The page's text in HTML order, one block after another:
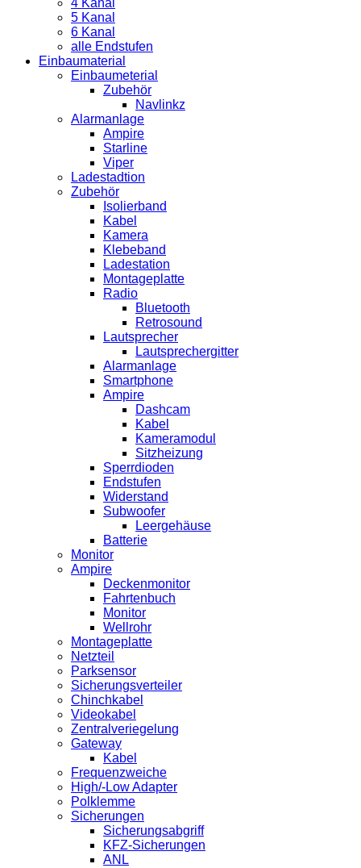
4 Kanal
5 Kanal
6 Kanal
alle Endstufen
Einbaumaterial
Einbaumeterial
Zubehör
Navlinkz
Alarmanlage
Ampire
Starline
Viper
Ladestadtion
Zubehör
Isolierband
Kabel
Kamera
Klebeband
Ladestation
Montageplatte
Radio
Bluetooth
Retrosound
Lautsprecher
Lautsprechergitter
Alarmanlage
Smartphone
Ampire
Dashcam
Kabel
Kameramodul
Sitzheizung
Sperrdioden
Endstufen
Widerstand
Subwoofer
Leergehäuse
Batterie
Monitor
Ampire
Deckenmonitor
Fahrtenbuch
Monitor
Wellrohr
Montageplatte
Netzteil
Parksensor
Sicherungsverteiler
Chinchkabel
Videokabel
Zentralveriegelung
Gateway
Kabel
Frequenzweiche
High/-Low Adapter
Polklemme
Sicherungen
Sicherungsabgriff
KFZ-Sicherungen
ANL